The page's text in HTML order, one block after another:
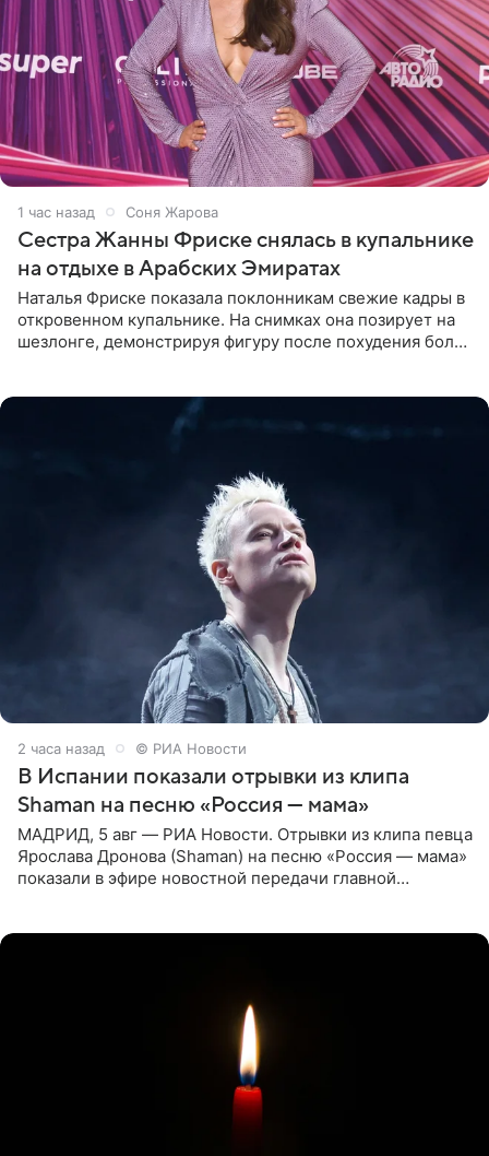
1 час назад Соня Жарова
Сестра Жанны Фриске снялась в купальнике
на отдыхе в Арабских Эмиратах
Наталья Фриске показала поклонникам свежие кадры в
откровенном купальнике. На снимках она позирует на
шезлонге, демонстрируя фигуру после похудения более
2 часа назад © РИА Новости
В Испании показали отрывки из клипа
Shaman на песню «Россия — мама»
МАДРИД, 5 авг — РИА Новости. Отрывки из клипа певца
Ярослава Дронова (Shaman) на песню «Россия — мама»
показали в эфире новостной передачи главной